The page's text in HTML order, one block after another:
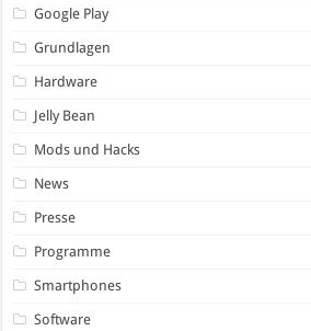
Google Play
Grundlagen
Hardware
Jelly Bean
Mods und Hacks
News
Presse
Programme
Smartphones
Software